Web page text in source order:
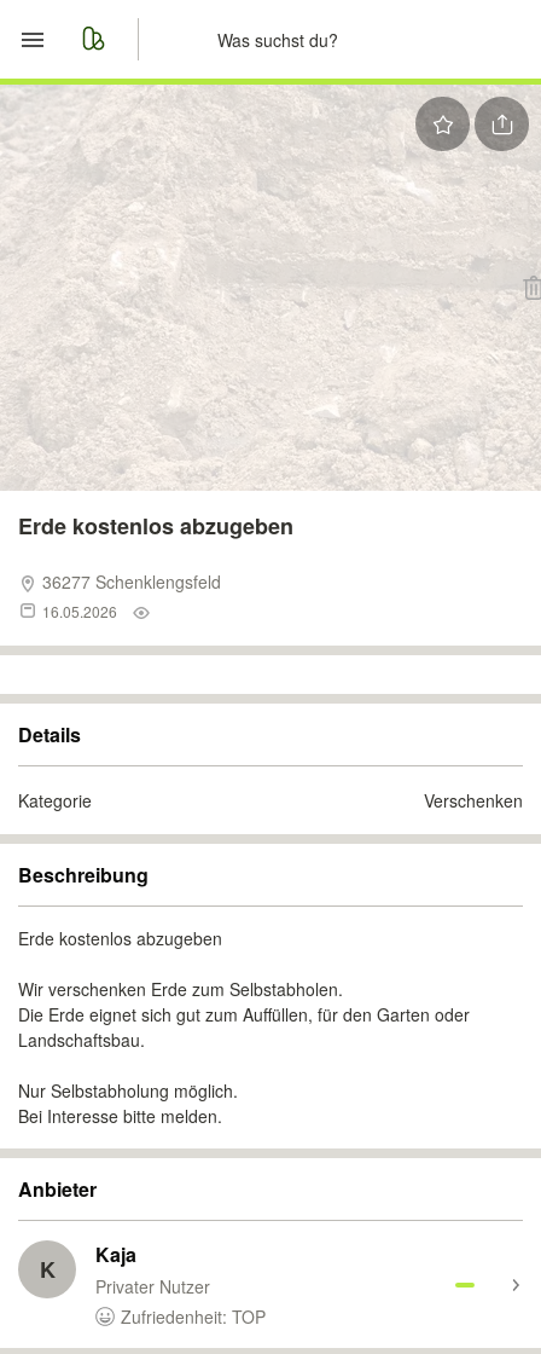
Start
Merkliste
Nachrichten
Anzeige aufgeben
Erde kostenlos abzugeben
36277 Schenklengsfeld
16.05.2026
Details
Kategorie Verschenken
Beschreibung
Erde kostenlos abzugeben
Wir verschenken Erde zum Selbstabholen.
Die Erde eignet sich gut zum Auffüllen, für den Garten oder
Landschaftsbau.
Nur Selbstabholung möglich.
Bei Interesse bitte melden.
Anbieter
K Kaja
Privater Nutzer
Zufriedenheit: TOP